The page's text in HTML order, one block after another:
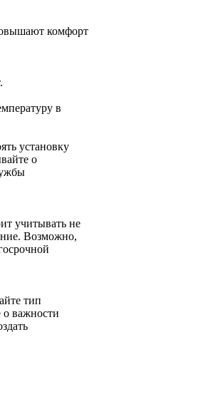
комфорт
в
установку
о
учитывать не
Возможно,
тип
о важности